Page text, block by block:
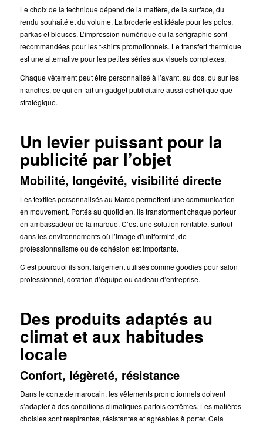
Le choix de la technique dépend de la matière, de la surface, du
rendu souhaité et du volume. La broderie est idéale pour les polos,
parkas et blouses. L’impression numérique ou la sérigraphie sont
recommandées pour les t-shirts promotionnels. Le transfert thermique
est une alternative pour les petites séries aux visuels complexes.
Chaque vêtement peut être personnalisé à l’avant, au dos, ou sur les
manches, ce qui en fait un gadget publicitaire aussi esthétique que
stratégique.
Un levier puissant pour la
publicité par l’objet
Mobilité, longévité, visibilité directe
Les textiles personnalisés au Maroc permettent une communication
en mouvement. Portés au quotidien, ils transforment chaque porteur
en ambassadeur de la marque. C’est une solution rentable, surtout
dans les environnements où l’image d’uniformité, de
professionnalisme ou de cohésion est importante.
C’est pourquoi ils sont largement utilisés comme goodies pour salon
professionnel, dotation d’équipe ou cadeau d’entreprise.
Des produits adaptés au
climat et aux habitudes
locale
Confort, légèreté, résistance
Dans le contexte marocain, les vêtements promotionnels doivent
s’adapter à des conditions climatiques parfois extrêmes. Les matières
choisies sont respirantes, résistantes et agréables à porter. Cela